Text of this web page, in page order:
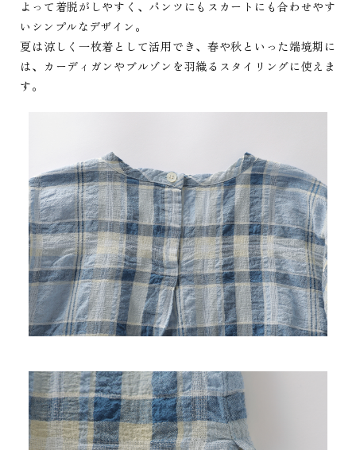
よって着脱がしやすく、パンツにもスカートにも合わせやす
いシンプルなデザイン。
夏は涼しく一枚着として活用でき、春や秋といった端境期に
は、カーディガンやブルゾンを羽織るスタイリングに使えま
す。